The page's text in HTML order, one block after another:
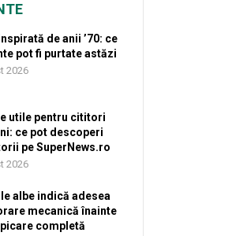
de anii ’70: ce
pot fi purtate astăzi
2026
utile pentru cititori
ce pot descoperi
pe SuperNews.ro
2026
albe indică adesea
mecanică înainte
completă